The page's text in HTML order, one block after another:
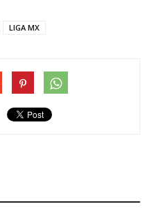
LIGA MX